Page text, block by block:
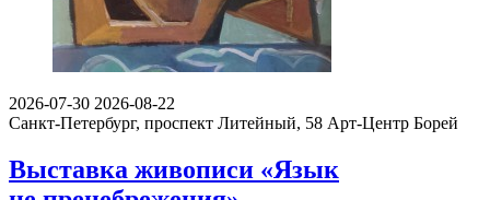
2026-07-30 2026-08-22
Санкт-Петербург, проспект Литейный, 58 Арт-Центр Борей
Выставка живописи «Язык